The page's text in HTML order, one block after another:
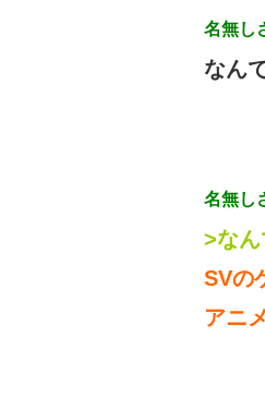
名無し
なん
名無し
>な
SVの
アニ